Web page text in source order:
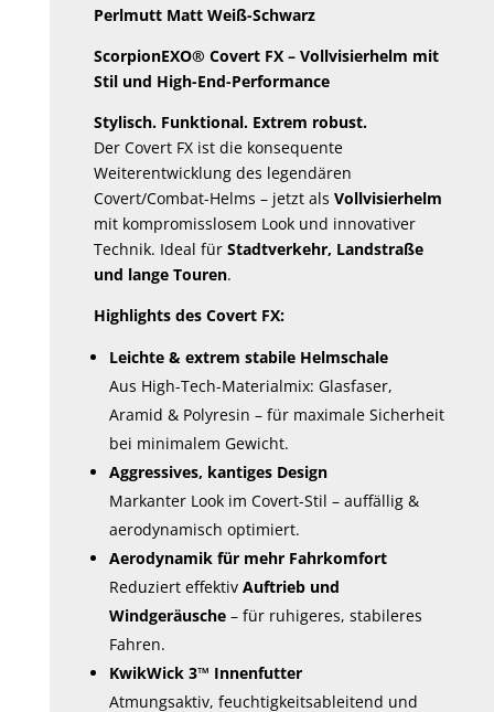
Perlmutt Matt Weiß-Schwarz
ScorpionEXO® Covert FX – Vollvisierhelm mit
Stil und High-End-Performance
Stylisch. Funktional. Extrem robust.
Der Covert FX ist die konsequente
Weiterentwicklung des legendären
Covert/Combat-Helms – jetzt alsVollvisierhelm
mit kompromisslosem Look und innovativer
Technik. Ideal fürStadtverkehr, Landstraße
und lange Touren.
Highlights des Covert FX:
Leichte & extrem stabile Helmschale
Aus High-Tech-Materialmix: Glasfaser,
Aramid & Polyresin – für maximale Sicherheit
bei minimalem Gewicht.
Aggressives, kantiges Design
Markanter Look im Covert-Stil – auffällig &
aerodynamisch optimiert.
Aerodynamik für mehr Fahrkomfort
Reduziert effektivAuftrieb und
Windgeräusche – für ruhigeres, stabileres
Fahren.
KwikWick 3™ Innenfutter
Atmungsaktiv, feuchtigkeitsableitend und